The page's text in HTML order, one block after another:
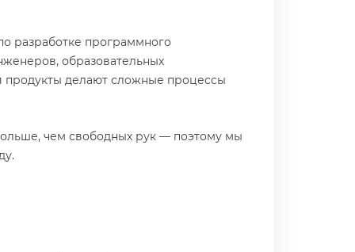
разработке программного
образовательных
делают сложные процессы
чем свободных рук — поэтому мы